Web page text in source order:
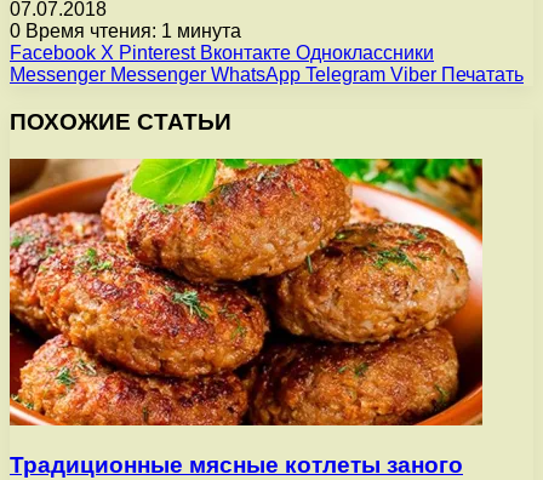
07.07.2018
0 Время чтения: 1 минута
Facebook X Pinterest Вконтакте Одноклассники
Messenger Messenger WhatsApp Telegram Viber Печатать
ПОХОЖИЕ СТАТЬИ
Традиционные мясные котлеты заного